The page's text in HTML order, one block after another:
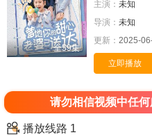
全59集
主演： 未知
导演： 未知
更新： 2025-
立即播放
请勿相信视频中任何
播放线路 1